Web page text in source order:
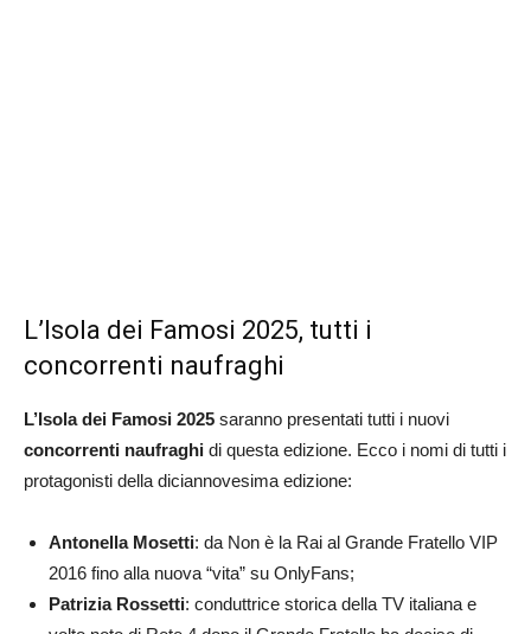
L’Isola dei Famosi 2025, tutti i
concorrenti naufraghi
L’Isola dei Famosi 2025 saranno presentati tutti i nuovi
concorrenti naufraghi di questa edizione. Ecco i nomi di tutti i
protagonisti della diciannovesima edizione:
Antonella Mosetti: da Non è la Rai al Grande Fratello VIP
2016 fino alla nuova “vita” su OnlyFans;
Patrizia Rossetti: conduttrice storica della TV italiana e